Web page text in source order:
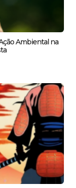
Ambiental na